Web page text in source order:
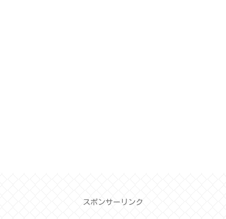
スポンサーリンク